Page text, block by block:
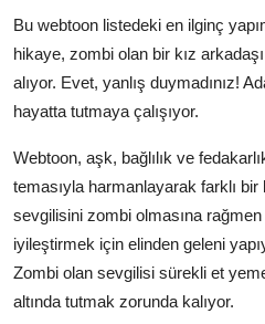
Bu webtoon listedeki en ilginç
hikaye, zombi olan bir kız
alıyor. Evet, yanlış duymadınız!
hayatta tutmaya çalışıyor.
Webtoon, aşk, bağlılık ve
temasıyla harmanlayarak farklı bir
sevgilisini zombi olmasına
iyileştirmek için elinden geleni
Zombi olan sevgilisi sürekli et
altında tutmak zorunda kalıyor.